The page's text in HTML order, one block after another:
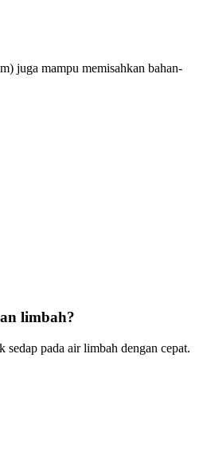
juga mampu memisahkan bahan-
limbah?
pada air limbah dengan cepat.